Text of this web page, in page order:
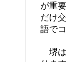
が重
だけ
語で
堺は